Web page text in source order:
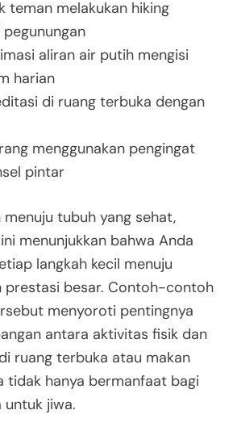
teman melakukan hiking
aliran air putih mengisi
harian
di ruang terbuka dengan
menggunakan pengingat
pintar
tubuh yang sehat,
menunjukkan bahwa Anda
langkah kecil menuju
prestasi besar. Contoh-contoh
menyoroti pentingnya
antara aktivitas fisik dan
ruang terbuka atau makan
tidak hanya bermanfaat bagi
jiwa.